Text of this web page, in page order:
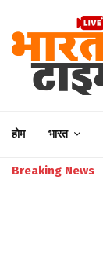
होम भारत
Breaking News